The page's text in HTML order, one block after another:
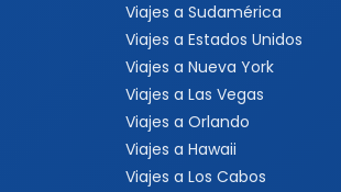
Viajes a Sudamérica
Viajes a Estados Unidos
Viajes a Nueva York
Viajes a Las Vegas
Viajes a Orlando
Viajes a Hawaii
Viajes a Los Cabos